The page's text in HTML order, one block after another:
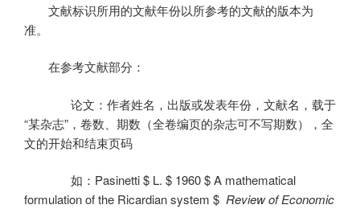
文献标识所用的文献年份以所参考的文献的版本为
准。
在参考文献部分：
论文：作者姓名，出版或发表年份，文献名，载于
“某杂志”，卷数、期数（全卷编页的杂志可不写期数），全
文的开始和结束页码
如： Pasinetti $ L. $ 1960 $ A mathematical
formulation of the Ricardian system $ Review of Economic